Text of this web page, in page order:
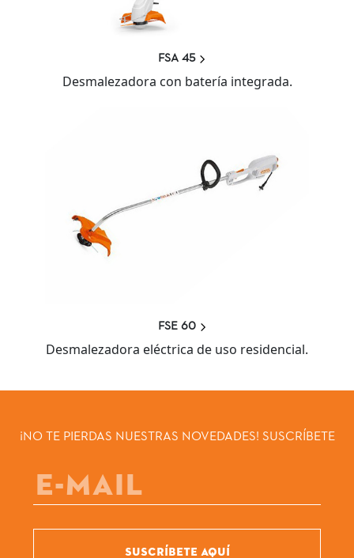
FSA 45
Desmalezadora con batería integrada.
FSE 60
Desmalezadora eléctrica de uso residencial.
¡NO TE PIERDAS NUESTRAS NOVEDADES! SUSCRÍBETE
SUSCRÍBETE AQUÍ